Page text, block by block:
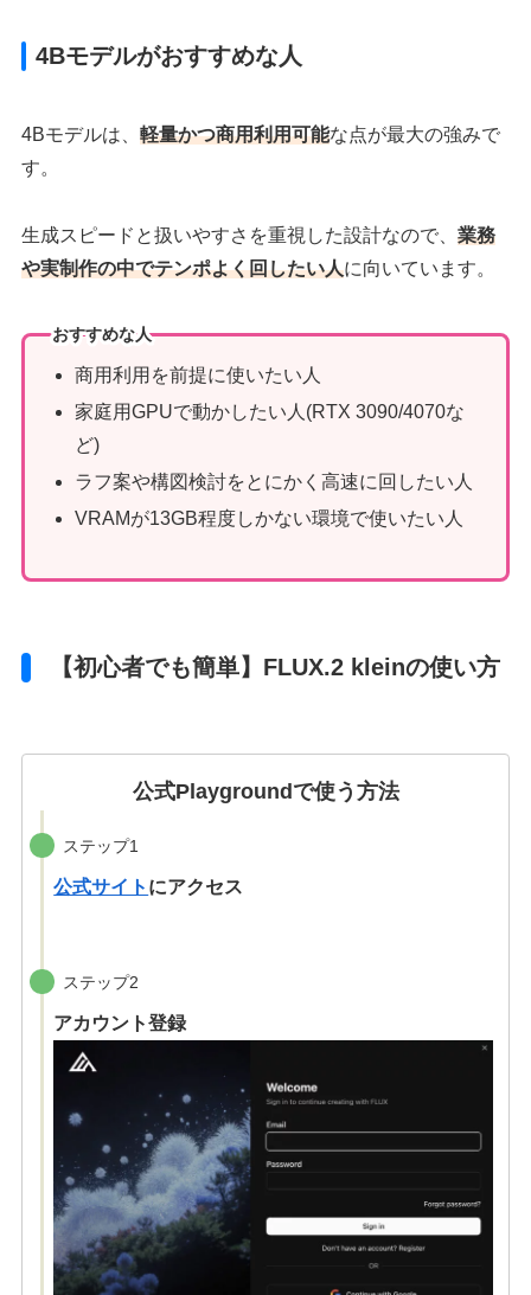
4Bモデルがおすすめな人
4Bモデルは、軽量かつ商用利用可能な点が最大の強みで
す。
生成スピードと扱いやすさを重視した設計なので、業務
や実制作の中でテンポよく回したい人に向いています。
おすすめな人
商用利用を前提に使いたい人
家庭用GPUで動かしたい人(RTX 3090/4070な
ど)
ラフ案や構図検討をとにかく高速に回したい人
VRAMが13GB程度しかない環境で使いたい人
【初心者でも簡単】FLUX.2 kleinの使い方
公式Playgroundで使う方法
ステップ1
公式サイト にアクセス
ステップ2
アカウント登録